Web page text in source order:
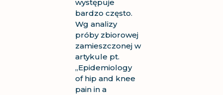
występuje
bardzo często.
Wg analizy
próby zbiorowej
zamieszczonej w
artykule pt.
„Epidemiology
of hip and knee
pain in a